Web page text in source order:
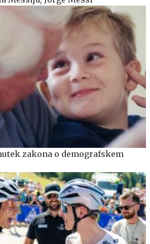
zakona o demografskem